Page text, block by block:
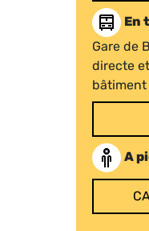
En
Gare de
directe
bâtiment
A